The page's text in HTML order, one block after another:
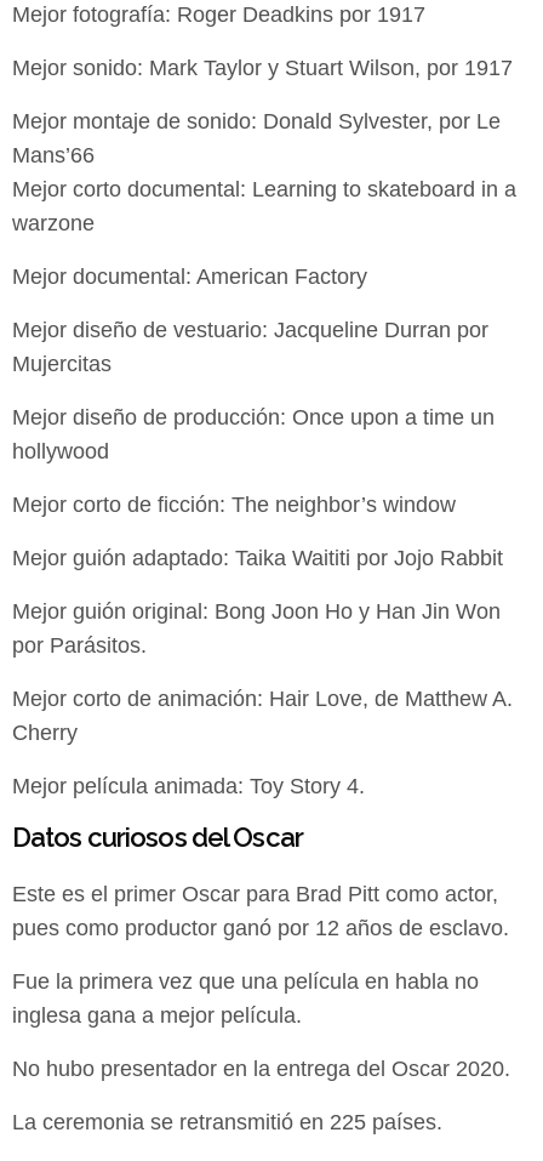
Mejor fotografía: Roger Deadkins por 1917
Mejor sonido: Mark Taylor y Stuart Wilson, por 1917
Mejor montaje de sonido: Donald Sylvester, por Le
Mans’66
Mejor corto documental: Learning to skateboard in a
warzone
Mejor documental: American Factory
Mejor diseño de vestuario: Jacqueline Durran por
Mujercitas
Mejor diseño de producción: Once upon a time un
hollywood
Mejor corto de ficción: The neighbor’s window
Mejor guión adaptado: Taika Waititi por Jojo Rabbit
Mejor guión original: Bong Joon Ho y Han Jin Won
por Parásitos.
Mejor corto de animación: Hair Love, de Matthew A.
Cherry
Mejor película animada: Toy Story 4.
Datos curiosos del Oscar
Este es el primer Oscar para Brad Pitt como actor,
pues como productor ganó por 12 años de esclavo.
Fue la primera vez que una película en habla no
inglesa gana a mejor película.
No hubo presentador en la entrega del Oscar 2020.
La ceremonia se retransmitió en 225 países.